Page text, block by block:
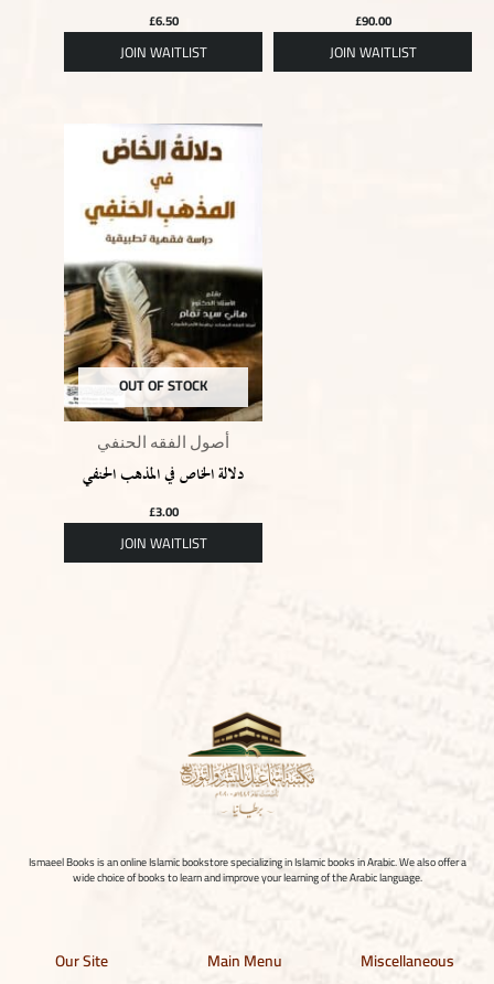
£6.50 £90.00
OUT OF STOCK
أصول الفقه الحنفي
دلالة الخاص في المذهب الحنفي
£3.00
Ismaeel Books is an online Islamic bookstore specializing in Islamic books in Arabic. We also offer a
wide choice of books to learn and improve your learning of the Arabic language.
Our Site Main Menu Miscellaneous